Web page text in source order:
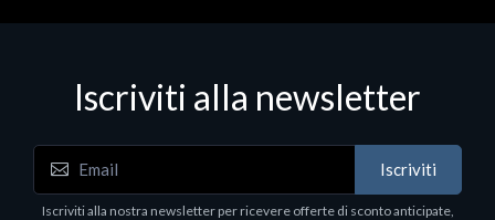
Iscriviti alla newsletter
Iscriviti
Iscriviti alla nostra newsletter per ricevere offerte di sconto anticipate,